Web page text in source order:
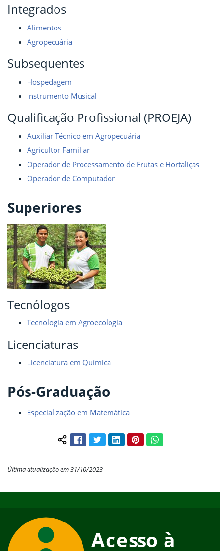
Integrados
Alimentos
Agropecuária
Subsequentes
Hospedagem
Instrumento Musical
Qualificação Profissional (PROEJA)
Auxiliar Técnico em Agropecuária
Agricultor Familiar
Operador de Processamento de Frutas e Hortaliças
Operador de Computador
Superiores
Tecnólogos
Tecnologia em Agroecologia
Licenciaturas
Licenciatura em Química
Pós-Graduação
Especialização em Matemática
Compartilhar conteúdo:
FacebookTwitterLinkedInPinterestWhatsApp
Última atualização em 31/10/2023